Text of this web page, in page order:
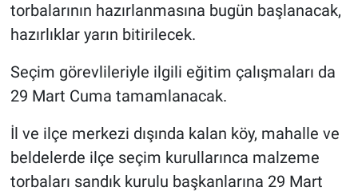
torbalarının hazırlanmasına bugün başlanacak,
hazırlıklar yarın bitirilecek.
Seçim görevlileriyle ilgili eğitim çalışmaları da
29 Mart Cuma tamamlanacak.
İl ve ilçe merkezi dışında kalan köy, mahalle ve
beldelerde ilçe seçim kurullarınca malzeme
torbaları sandık kurulu başkanlarına 29 Mart